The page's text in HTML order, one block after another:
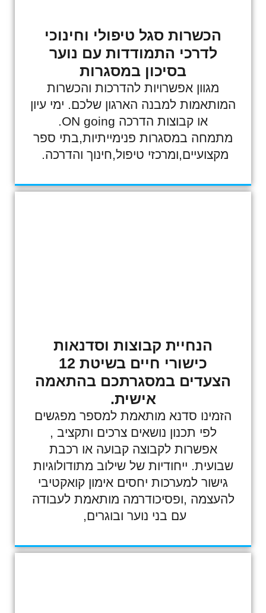
הכשרות סגל טיפולי וחינוכי
לדרכי התמודדות עם נוער
בסיכון במסגרות
מגוון אפשרויות להדרכות והכשרות
המותאמות למבנה הארגון שלכם. ימי עיון
או קבוצות הדרכה ON going.
מתמחה במסגרות פנימייתיות,בתי ספר
מקצועיים,ומרכזי טיפול,חינוך והדרכה.
הנחיית קבוצות וסדנאות
כישורי חיים בשיטת 12
הצעדים במסגרתכם בהתאמה
אישית.
הזמינו סדנא מותאמת למספר מפגשים
לפי תכנון נושאים צרכים ותקציב ,
אפשרות לקבוצה קבועה או רכבת
שבועית. ייחודיות של שילוב מתודולוגיות
גישור למערכות יחסים אימון קואקטיבי
להעצמה ,ופסיכודרמה מותאמת לעבודה
עם בני נוער ובוגרים,